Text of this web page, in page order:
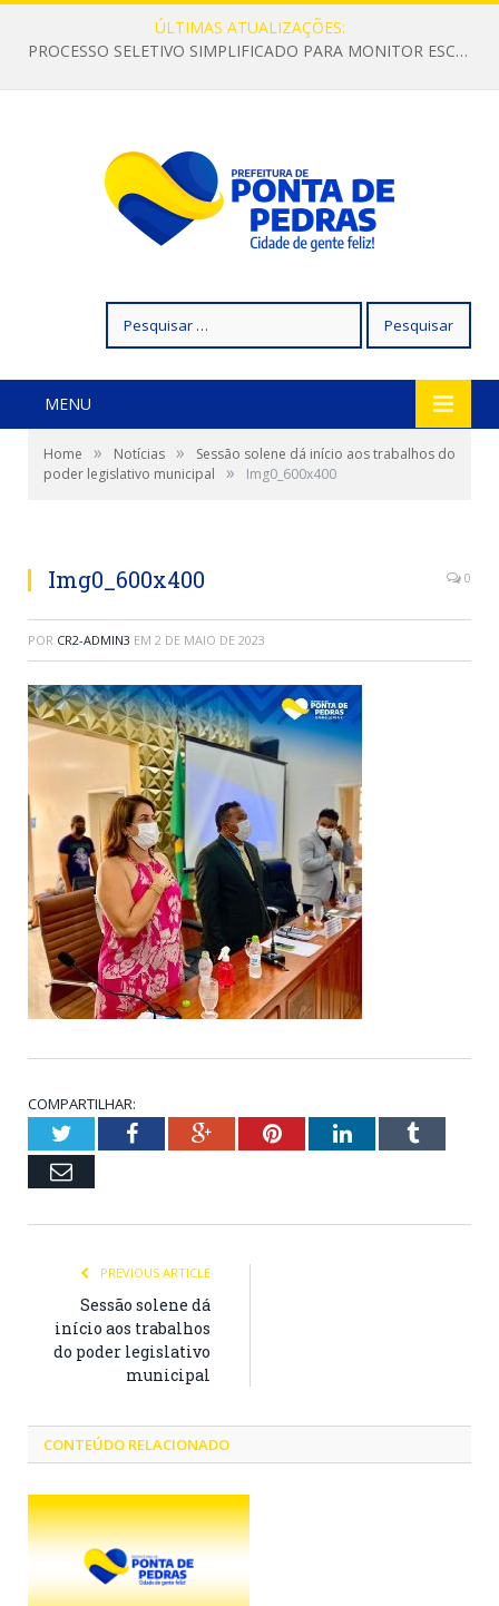
ÚLTIMAS ATUALIZAÇÕES:
PROCESSO SELETIVO SIMPLIFICADO PARA MONITOR ESCOLAR
por:
MENU
Home » Notícias »
Sessão solene dá início aos trabalhos do
poder legislativo municipal
» Img0_600x400
Img0_600x400 0
POR CR2-ADMIN3 EM 2 DE MAIO DE 2023
COMPARTILHAR:
TwitterFacebookGoogle+PinterestLinkedInTumblr
Email
PREVIOUS ARTICLE
Sessão solene dá
início aos trabalhos
do poder legislativo
municipal
CONTEÚDO RELACIONADO